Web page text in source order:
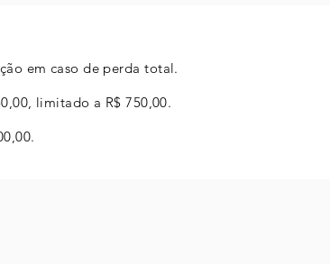
em caso de perda total.
limitado a R$ 750,00.